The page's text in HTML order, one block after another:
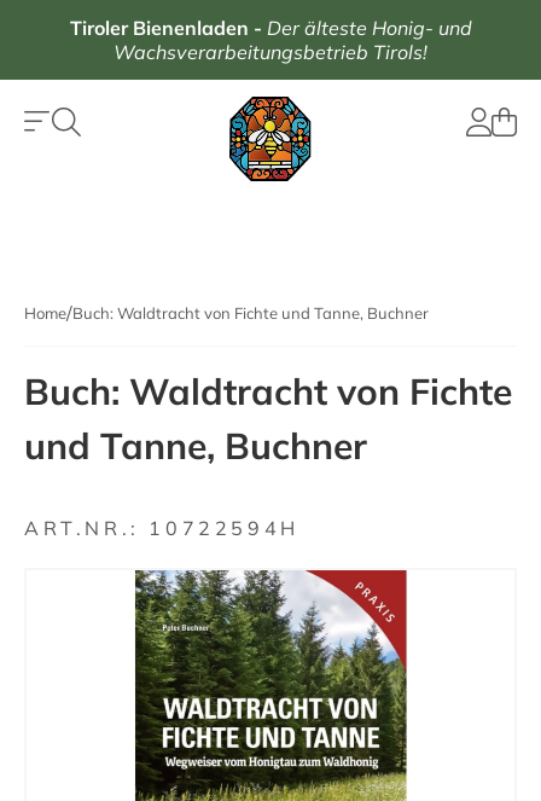
Tiroler Bienenladen - Der älteste Honig- und
Wachsverarbeitungsbetrieb Tirols!
Home Buch: Waldtracht von Fichte und Tanne, Buchner
Buch: Waldtracht von Fichte
und Tanne, Buchner
ART.NR.: 10722594H